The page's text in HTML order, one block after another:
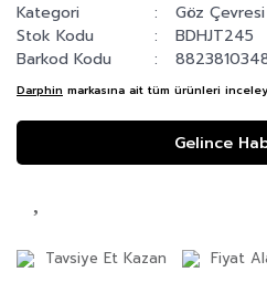
Kategori
Göz Çevresi
Stok Kodu
BDHJT245
Barkod Kodu
Darphin markasına ait tüm ürünleri
Gelince
Tavsiye Et Kazan Fiyat